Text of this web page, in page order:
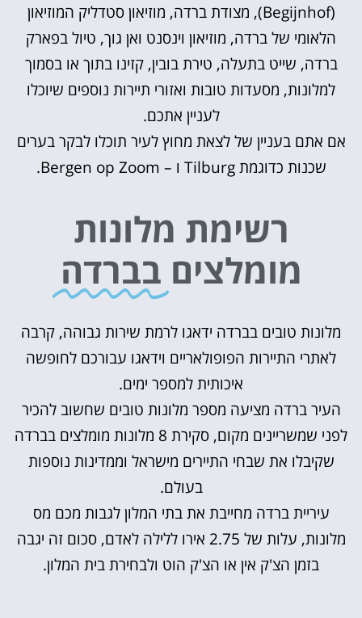
(Begijnhof), מצודת ברדה, מוזיאון סטדליק המוזיאון
הלאומי של ברדה, מוזיאון וינסנט ואן גוך, טיול בפארק
ברדה, שייט בתעלה, טירת בובין, קזינו בתוך או בסמוך
למלונות, מסעדות טובות ואזורי תיירות נוספים שיוכלו
לעניין אתכם.
אם אתם בעניין של לצאת מחוץ לעיר תוכלו לבקר בערים
שכנות כדוגמת Tilburg ו – Bergen op Zoom.
רשימת מלונות
מומלצים בברדה
מלונות טובים בברדה ידאגו לרמת שירות גבוהה, קרבה
לאתרי התיירות הפופולאריים וידאגו עבורכם לחופשה
איכותית למספר ימים.
העיר ברדה מציעה מספר מלונות טובים שחשוב להכיר
לפני שמשריינים מקום, סקירת 8 מלונות מומלצים בברדה
שקיבלו את שבחי התיירים מישראל וממדינות נוספות
בעולם.
עיריית ברדה מחייבת את בתי המלון לגבות מכם מס
מלונות, עלות של 2.75 אירו ללילה לאדם, סכום זה יגבה
בזמן הצ'ק אין או הצ'ק הוט ולבחירת בית המלון.